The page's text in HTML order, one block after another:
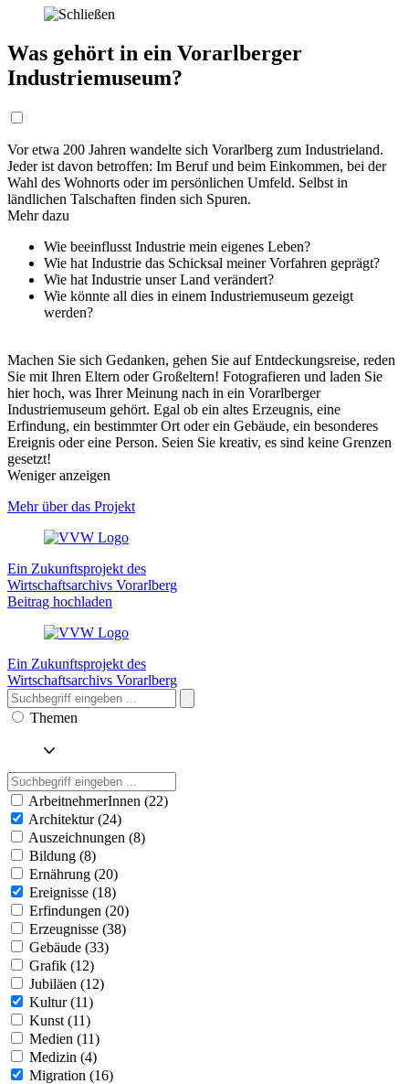
Was gehört in ein Vorarlberger
Industriemuseum?
Vor etwa 200 Jahren wandelte sich Vorarlberg zum Industrieland.
Jeder ist davon betroffen: Im Beruf und beim Einkommen, bei der
Wahl des Wohnorts oder im persönlichen Umfeld. Selbst in
ländlichen Talschaften finden sich Spuren.
Mehr dazu
Wie beeinflusst Industrie mein eigenes Leben?
Wie hat Industrie das Schicksal meiner Vorfahren geprägt?
Wie hat Industrie unser Land verändert?
Wie könnte all dies in einem Industriemuseum gezeigt
werden?
Machen Sie sich Gedanken, gehen Sie auf Entdeckungsreise, reden
Sie mit Ihren Eltern oder Großeltern! Fotografieren und laden Sie
hier hoch, was Ihrer Meinung nach in ein Vorarlberger
Industriemuseum gehört. Egal ob ein altes Erzeugnis, eine
Erfindung, ein bestimmter Ort oder ein Gebäude, ein besonderes
Ereignis oder eine Person. Seien Sie kreativ, es sind keine Grenzen
gesetzt!
Weniger anzeigen
Mehr über das Projekt
Ein Zukunftsprojekt des
Wirtschaftsarchivs Vorarlberg
Beitrag hochladen
Ein Zukunftsprojekt des
Wirtschaftsarchivs Vorarlberg
Themen
ArbeitnehmerInnen (22)
Architektur (24)
Auszeichnungen (8)
Bildung (8)
Ernährung (20)
Ereignisse (18)
Erfindungen (20)
Erzeugnisse (38)
Gebäude (33)
Grafik (12)
Jubiläen (12)
Kultur (11)
Kunst (11)
Medien (11)
Medizin (4)
Migration (16)